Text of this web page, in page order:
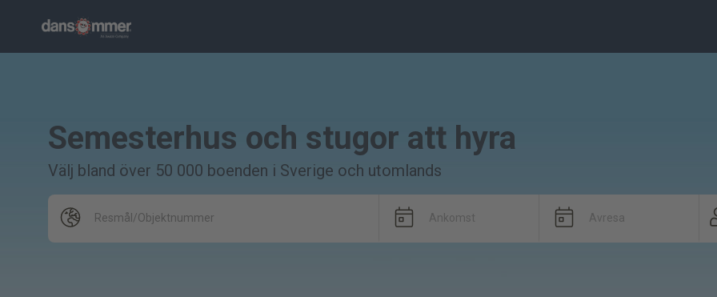
Semesterhus och stugor att hyra
Välj bland över 50 000 boenden i Sverige och utomlands
Ankomst Avresa